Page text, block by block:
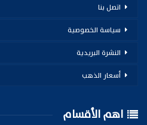
اتصل بنا
سياسة الخصوصية
النشرة البريدية
أسعار الذهب
اهم الأقسام